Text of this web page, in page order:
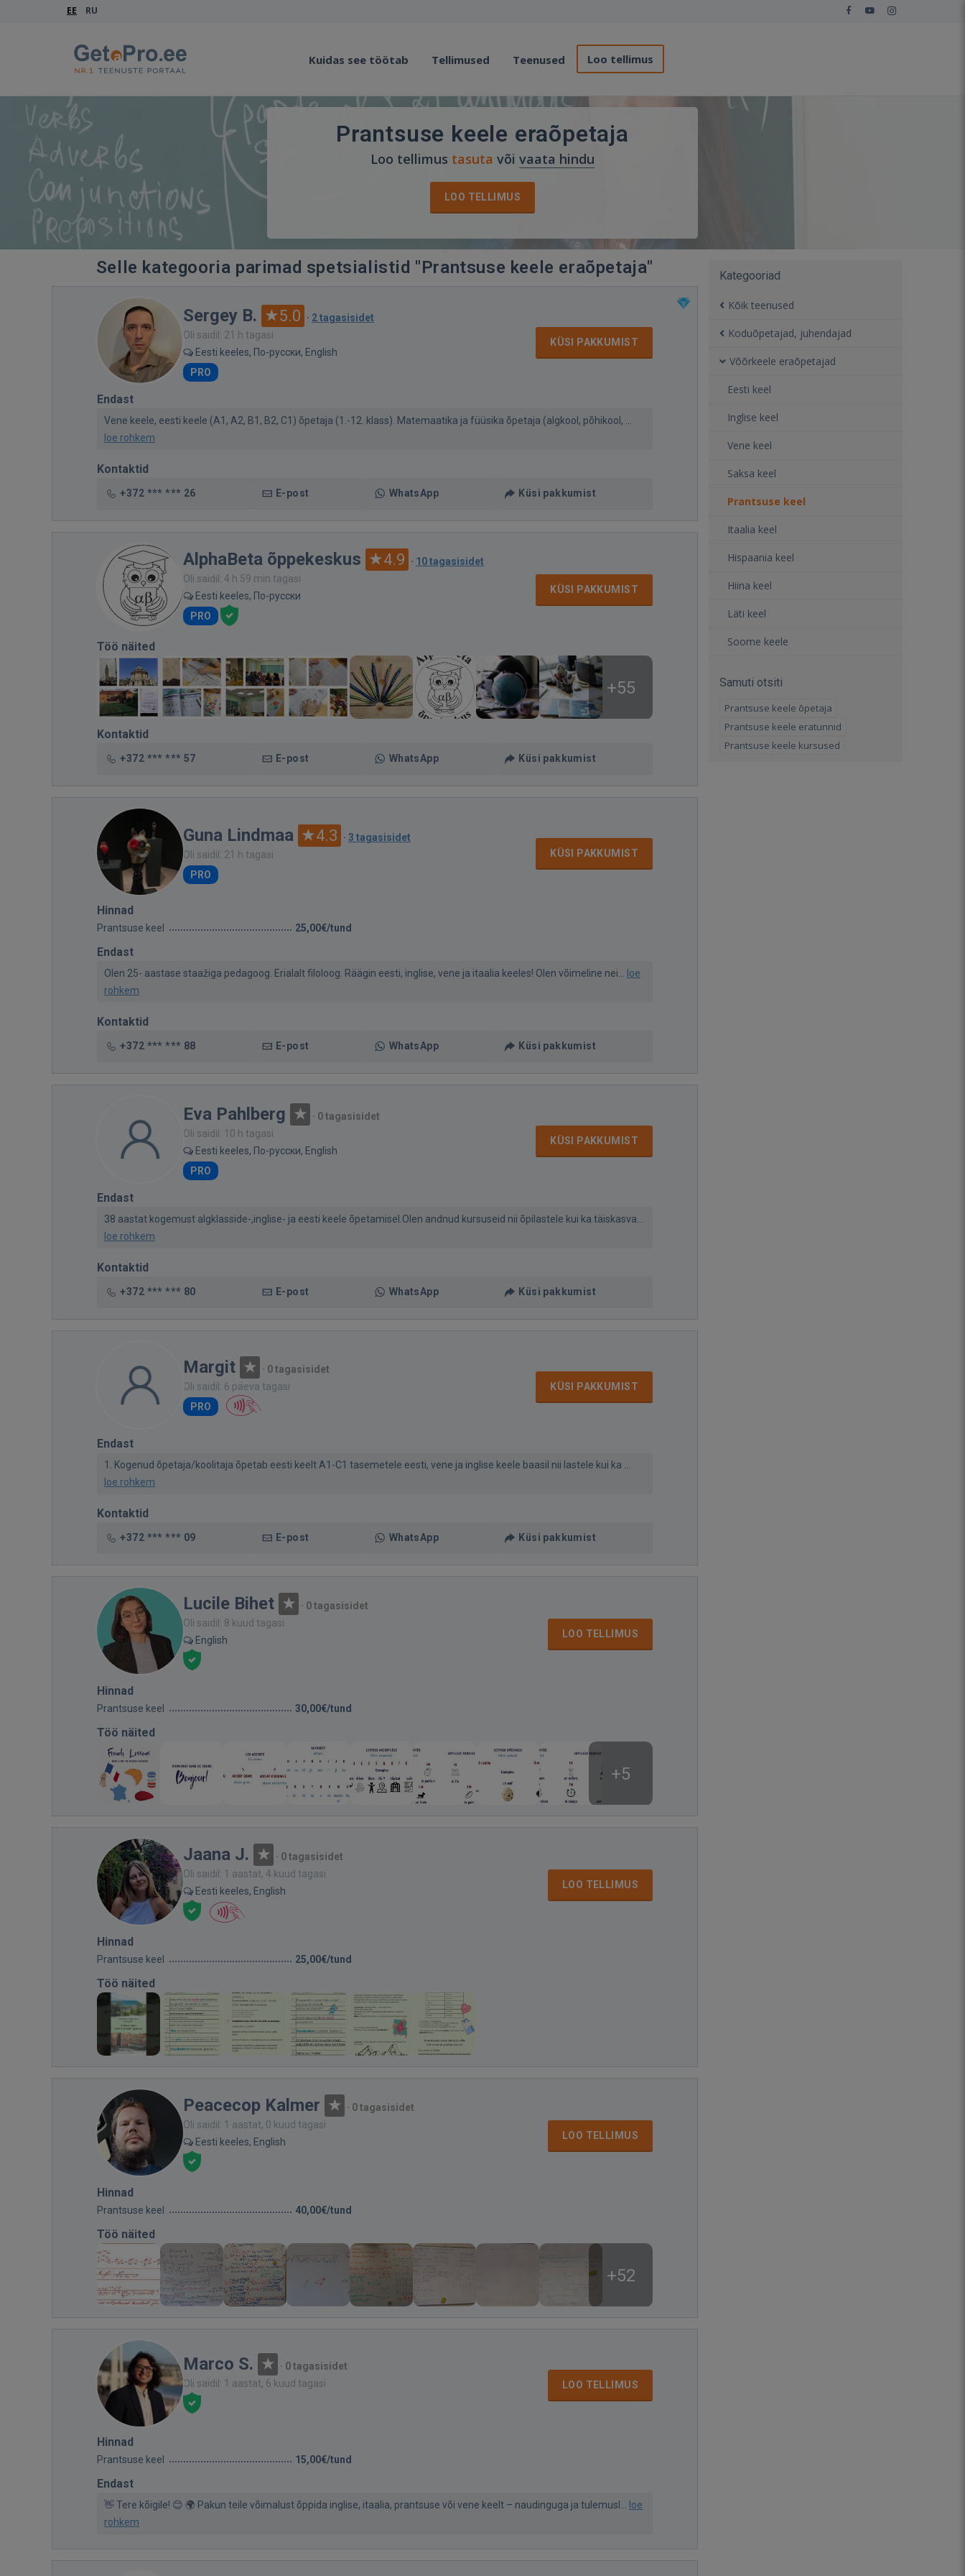
EE RU
Kuidas see töötab Tellimused Teenused Loo tellimus
Prantsuse keele eraõpetaja
Loo tellimus tasuta või vaata hindu
LOO TELLIMUS
Selle kategooria parimad spetsialistid "Prantsuse keele eraõpetaja"
Sergey B. 5.0 · 2 tagasisidet
Oli saidil: 21 h tagasi
Eesti keeles, По-русски, English
PRO
KÜSI PAKKUMIST
Endast
Vene keele, eesti keele (A1, A2, B1, B2, C1) õpetaja (1.-12. klass). Matemaatika ja füüsika õpetaja (algkool, põhikool, ...
loe rohkem
Kontaktid
+372 *** *** 26 E-post WhatsApp Küsi pakkumist
AlphaBeta õppekeskus 4.9 · 10 tagasisidet
Oli saidil: 4 h 59 min tagasi
Eesti keeles, По-русски
PRO
KÜSI PAKKUMIST
Töö näited
+55
Kontaktid
+372 *** *** 57 E-post WhatsApp Küsi pakkumist
Guna Lindmaa 4.3 · 3 tagasisidet
Oli saidil: 21 h tagasi
PRO
KÜSI PAKKUMIST
Hinnad
Prantsuse keel 25,00€/tund
Endast
Olen 25- aastase staažiga pedagoog. Erialalt filoloog. Räägin eesti, inglise, vene ja itaalia keeles! Olen võimeline nei...
loe
rohkem
Kontaktid
+372 *** *** 88 E-post WhatsApp Küsi pakkumist
Eva Pahlberg · 0 tagasisidet
Oli saidil: 10 h tagasi
Eesti keeles, По-русски, English
PRO
KÜSI PAKKUMIST
Endast
38 aastat kogemust algklasside-,inglise- ja eesti keele õpetamisel.Olen andnud kursuseid nii õpilastele kui ka täiskasva...
loe rohkem
Kontaktid
+372 *** *** 80 E-post WhatsApp Küsi pakkumist
Margit · 0 tagasisidet
Oli saidil: 6 päeva tagasi
PRO
KÜSI PAKKUMIST
Endast
1. Kogenud õpetaja/koolitaja õpetab eesti keelt A1-C1 tasemetele eesti, vene ja inglise keele baasil nii lastele kui ka ...
loe rohkem
Kontaktid
+372 *** *** 09 E-post WhatsApp Küsi pakkumist
Lucile Bihet · 0 tagasisidet
Oli saidil: 8 kuud tagasi
English
LOO TELLIMUS
Hinnad
Prantsuse keel 30,00€/tund
Töö näited
+5
Jaana J. · 0 tagasisidet
Oli saidil: 1 aastat, 4 kuud tagasi
Eesti keeles, English
LOO TELLIMUS
Hinnad
Prantsuse keel 25,00€/tund
Töö näited
Peacecop Kalmer · 0 tagasisidet
Oli saidil: 1 aastat, 0 kuud tagasi
Eesti keeles, English
LOO TELLIMUS
Hinnad
Prantsuse keel 40,00€/tund
Töö näited
+52
Marco S. · 0 tagasisidet
Oli saidil: 1 aastat, 6 kuud tagasi
LOO TELLIMUS
Hinnad
Prantsuse keel 15,00€/tund
Endast
👋 Tere kõigile! 😊 🌍 Pakun teile võimalust õppida inglise, itaalia, prantsuse või vene keelt – naudinguga ja tulemusl...
loe
rohkem
Kategooriad
Kõik teenused
Koduõpetajad, juhendajad
Võõrkeele eraõpetajad
Eesti keel
Inglise keel
Vene keel
Saksa keel
Prantsuse keel
Itaalia keel
Hispaania keel
Hiina keel
Läti keel
Soome keele
Samuti otsiti
Prantsuse keele õpetaja
Prantsuse keele eratunnid
Prantsuse keele kursused